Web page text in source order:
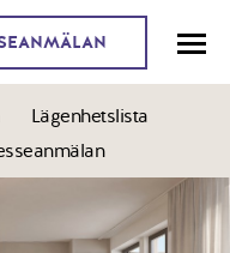
Lägenhetslista